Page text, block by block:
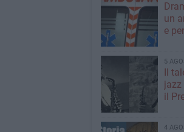
un
e
5
Il
jazz
il
4